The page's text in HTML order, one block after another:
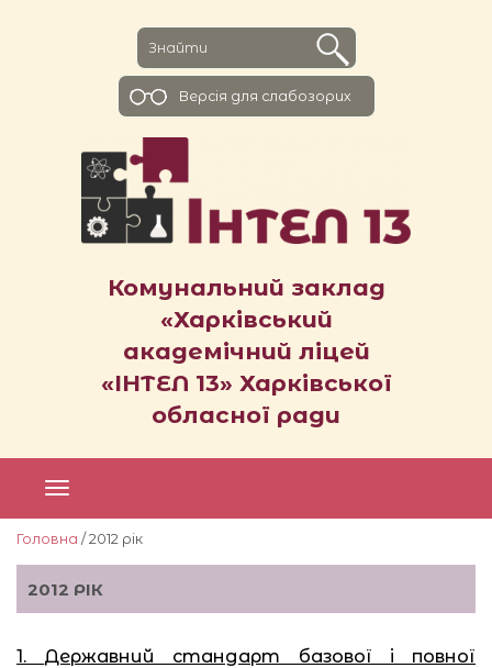
Комунальний заклад
«Харківський
академічний ліцей
«ІНТЕЛ 13» Харківської
обласної ради
Версiя для слабозорих
Головна / 2012 рік
2012 РІК
1. Державний стандарт базової і повної